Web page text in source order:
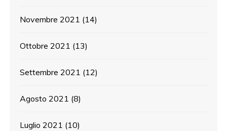
Novembre 2021 (14)
Ottobre 2021 (13)
Settembre 2021 (12)
Agosto 2021 (8)
Luglio 2021 (10)